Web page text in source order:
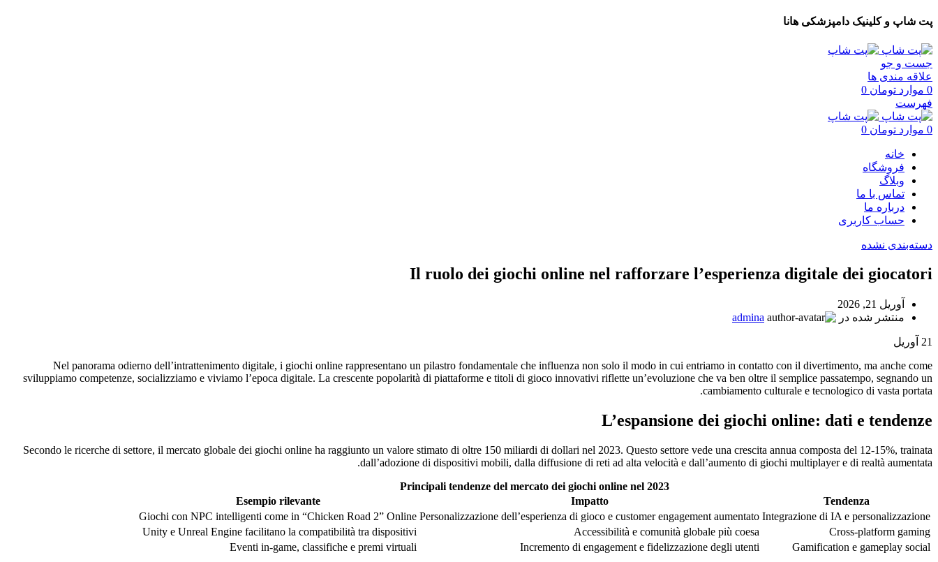
پت شاپ و کلینیک دامپزشکی هانا
جست و جو
علاقه مندی ها
0 موارد تومان
فهرست
0 موارد تومان
خانه
فروشگاه
وبلاگ
تماس با ما
درباره ما
حساب کاربری
دسته‌بندی نشده
Il ruolo dei giochi online nel rafforzare l’esperienza digitale dei giocatori
آوریل 21, 2026
منتشر شده در
admina
21 آوریل
Nel panorama odierno dell’intrattenimento digitale, i giochi online rappresentano un pilastro fondamentale che influenza non solo il modo in cui entriamo in contatto con il divertimento, ma anche come
sviluppiamo competenze, socializziamo e viviamo l’epoca digitale. La crescente popolarità di piattaforme e titoli di gioco innovativi riflette un’evoluzione che va ben oltre il semplice passatempo, segnando un
cambiamento culturale e tecnologico di vasta portata.
L’espansione dei giochi online: dati e tendenze
Secondo le ricerche di settore, il mercato globale dei giochi online ha raggiunto un valore stimato di oltre 150 miliardi di dollari nel 2023. Questo settore vede una crescita annua composta del 12-15%, trainata
dall’adozione di dispositivi mobili, dalla diffusione di reti ad alta velocità e dall’aumento di giochi multiplayer e di realtà aumentata.
Principali tendenze del mercato dei giochi online nel 2023
Tendenza
Impatto
Esempio rilevante
Integrazione di IA e personalizzazione
Personalizzazione dell’esperienza di gioco e customer engagement aumentato
Giochi con NPC intelligenti come in “Chicken Road 2” Online
Cross-platform gaming
Accessibilità e comunità globale più coesa
Unity e Unreal Engine facilitano la compatibilità tra dispositivi
Gamification e gameplay social
Incremento di engagement e fidelizzazione degli utenti
Eventi in-game, classifiche e premi virtuali